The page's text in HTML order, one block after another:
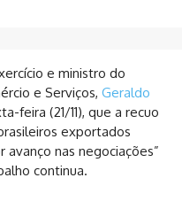
e ministro do
e Serviços, Geraldo
feira (21/11), que a recuo
exportados
avanço nas negociações”
continua.